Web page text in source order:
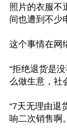
照片的衣服不
间也遭到不少
这个事情在网
“拒绝退货是
么做生意，社
“7天无理由退
响二次销售啊